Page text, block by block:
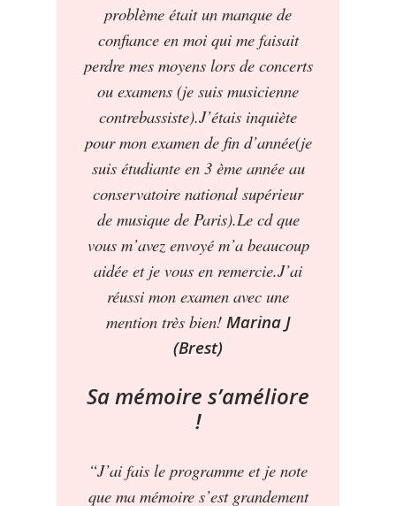
problème était un manque de
confiance en moi qui me faisait
perdre mes moyens lors de concerts
ou examens (je suis musicienne
contrebassiste).J’étais inquiète
pour mon examen de fin d’année(je
suis étudiante en 3 ème année au
conservatoire national supérieur
de musique de Paris).Le cd que
vous m’avez envoyé m’a beaucoup
aidée et je vous en remercie.J’ai
réussi mon examen avec une
mention très bien! Marina J
(Brest)
Sa mémoire s’améliore
!
“J’ai fais le programme et je note
que ma mémoire s’est grandement